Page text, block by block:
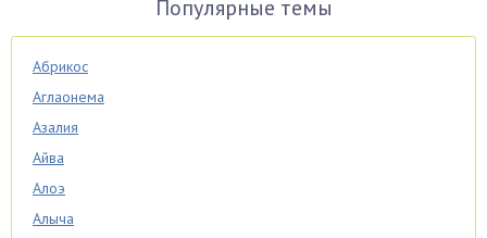
Популярные темы
Абрикос
Аглаонема
Азалия
Айва
Алоэ
Алыча